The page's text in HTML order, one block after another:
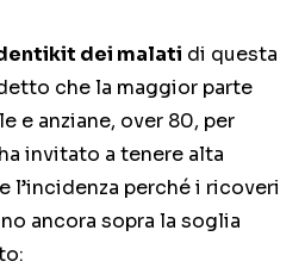
dei malati di questa
che la maggior parte
e anziane, over 80, per
ha invitato a tenere alta
l’incidenza perché i ricoveri
ancora sopra la soglia